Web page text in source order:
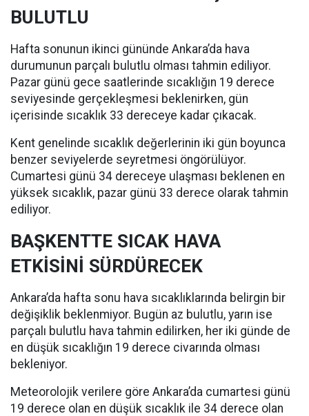
BULUTLU
Hafta sonunun ikinci gününde Ankara’da hava
durumunun parçalı bulutlu olması tahmin ediliyor.
Pazar günü gece saatlerinde sıcaklığın 19 derece
seviyesinde gerçekleşmesi beklenirken, gün
içerisinde sıcaklık 33 dereceye kadar çıkacak.
Kent genelinde sıcaklık değerlerinin iki gün boyunca
benzer seviyelerde seyretmesi öngörülüyor.
Cumartesi günü 34 dereceye ulaşması beklenen en
yüksek sıcaklık, pazar günü 33 derece olarak tahmin
ediliyor.
BAŞKENTTE SICAK HAVA
ETKİSİNİ SÜRDÜRECEK
Ankara’da hafta sonu hava sıcaklıklarında belirgin bir
değişiklik beklenmiyor. Bugün az bulutlu, yarın ise
parçalı bulutlu hava tahmin edilirken, her iki günde de
en düşük sıcaklığın 19 derece civarında olması
bekleniyor.
Meteorolojik verilere göre Ankara’da cumartesi günü
19 derece olan en düşük sıcaklık ile 34 derece olan